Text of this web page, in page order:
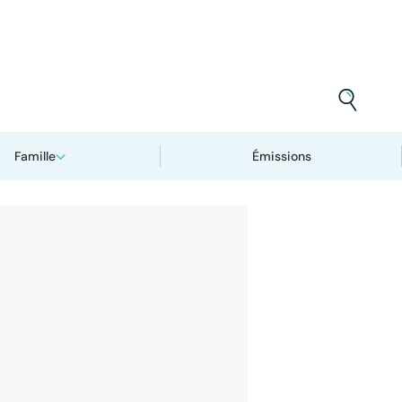
Famille Émissions